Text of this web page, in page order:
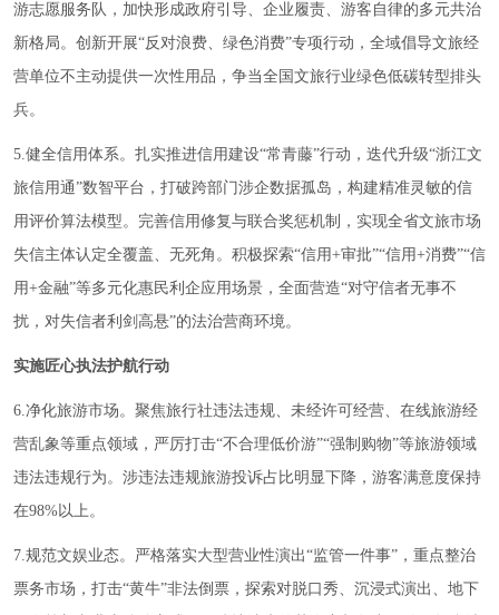
游志愿服务队，加快形成政府引导、企业履责、游客自律的多元共治
新格局。创新开展“反对浪费、绿色消费”专项行动，全域倡导文旅经
营单位不主动提供一次性用品，争当全国文旅行业绿色低碳转型排头
兵。
5.健全信用体系。扎实推进信用建设“常青藤”行动，迭代升级“浙江文
旅信用通”数智平台，打破跨部门涉企数据孤岛，构建精准灵敏的信
用评价算法模型。完善信用修复与联合奖惩机制，实现全省文旅市场
失信主体认定全覆盖、无死角。积极探索“信用+审批”“信用+消费”“信
用+金融”等多元化惠民利企应用场景，全面营造“对守信者无事不
扰，对失信者利剑高悬”的法治营商环境。
实施匠心执法护航行动
6.净化旅游市场。聚焦旅行社违法违规、未经许可经营、在线旅游经
营乱象等重点领域，严厉打击“不合理低价游”“强制购物”等旅游领域
违法违规行为。涉违法违规旅游投诉占比明显下降，游客满意度保持
在98%以上。
7.规范文娱业态。严格落实大型营业性演出“监管一件事”，重点整治
票务市场，打击“黄牛”非法倒票，探索对脱口秀、沉浸式演出、地下